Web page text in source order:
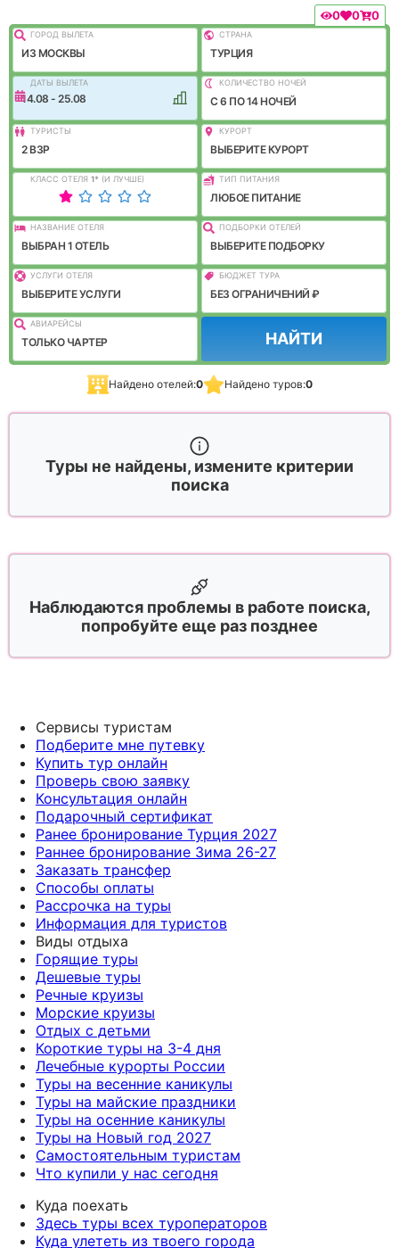
0 0 0
ГОРОД ВЫЛEТА
ИЗ МОСКВЫ
СТРАНА
ТУРЦИЯ
ДАТЫ ВЫЛЕТА
14.08 - 25.08
КОЛИЧЕСТВО НОЧЕЙ
C 6 ПО 14 НОЧЕЙ
ТУРИСТЫ
2 ВЗР
КУРОРТ
ВЫБЕРИТЕ КУРОРТ
КЛАСС ОТЕЛЯ 1* (И ЛУЧШЕ) ТИП ПИТАНИЯ
ЛЮБОЕ ПИТАНИЕ
НАЗВАНИЕ ОТЕЛЯ
ВЫБРАН 1 ОТЕЛЬ
ПОДБОРКИ ОТЕЛЕЙ
ВЫБЕРИТЕ ПОДБОРКУ
УСЛУГИ ОТЕЛЯ
ВЫБЕРИТЕ УСЛУГИ
БЮДЖЕТ ТУРА
БЕЗ ОГРАНИЧЕНИЙ ₽
АВИАРЕЙСЫ
ТОЛЬКО ЧАРТЕР НАЙТИ
Найдено отелей:0 Найдено туров:0
Туры не найдены, измените критерии
поиска
Наблюдаются проблемы в работе поиска,
попробуйте еще раз позднее
Сервисы туристам
Подберите мне путевку
Купить тур онлайн
Проверь свою заявку
Консультация онлайн
Подарочный сертификат
Ранее бронирование Турция 2027
Раннее бронирование Зима 26-27
Заказать трансфер
Способы оплаты
Рассрочка на туры
Информация для туристов
Виды отдыха
Горящие туры
Дешевые туры
Речные круизы
Морские круизы
Отдых с детьми
Короткие туры на 3-4 дня
Лечебные курорты России
Туры на весенние каникулы
Туры на майские праздники
Туры на осенние каникулы
Туры на Новый год 2027
Самостоятельным туристам
Что купили у нас сегодня
Куда поехать
Здесь туры всех туроператоров
Куда улететь из твоего города